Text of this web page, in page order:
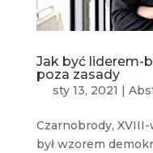
Jak być liderem-
poza zasady
sty 13, 2021 |
Czarnobrody,
był wzorem